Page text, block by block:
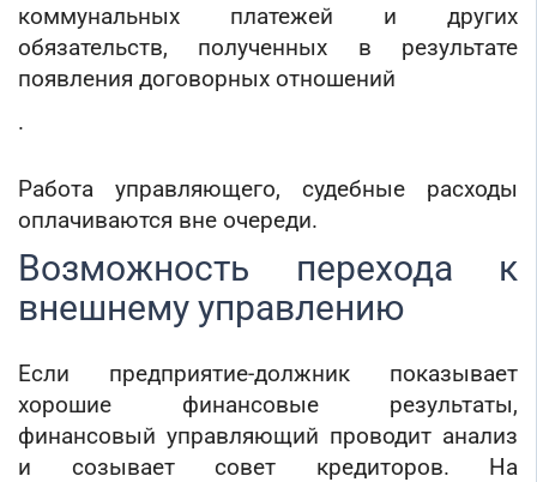
коммунальных платежей и других
обязательств, полученных в результате
появления договорных отношений
.
Работа управляющего, судебные расходы
оплачиваются вне очереди.
Возможность перехода к
внешнему управлению
Если предприятие-должник показывает
хорошие финансовые результаты,
финансовый управляющий проводит анализ
и созывает совет кредиторов. На